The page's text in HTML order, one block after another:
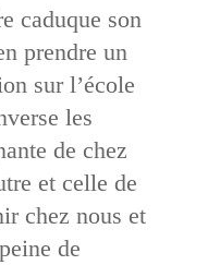
caduque son
prendre un
sur l’école
les
de chez
et celle de
chez nous et
de